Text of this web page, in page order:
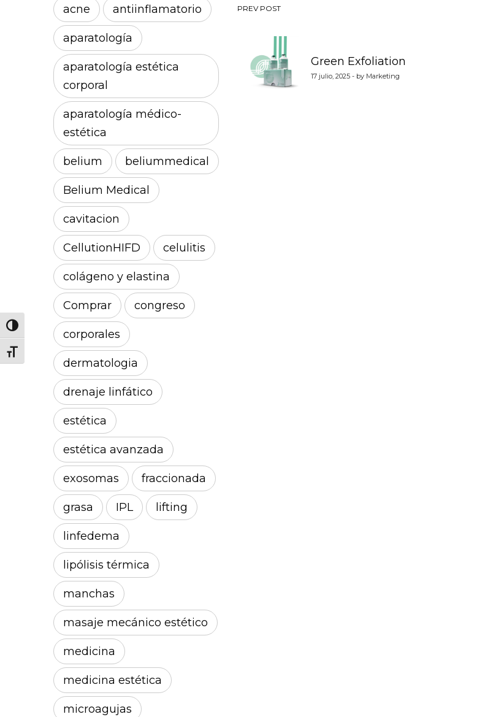
Alternar alto contraste
Alternar tamaño de letra
Navegación
de
entradas
PREV POST
Green Exfoliation
17 julio, 2025 - by Marketing
acne antiinflamatorio
aparatología
aparatología estética
corporal
aparatología médico-
estética
belium beliummedical
Belium Medical
cavitacion
CellutionHIFD celulitis
colágeno y elastina
Comprar congreso
corporales
dermatologia
drenaje linfático
estética
estética avanzada
exosomas fraccionada
grasa IPL lifting
linfedema
lipólisis térmica
manchas
masaje mecánico estético
medicina
medicina estética
microagujas